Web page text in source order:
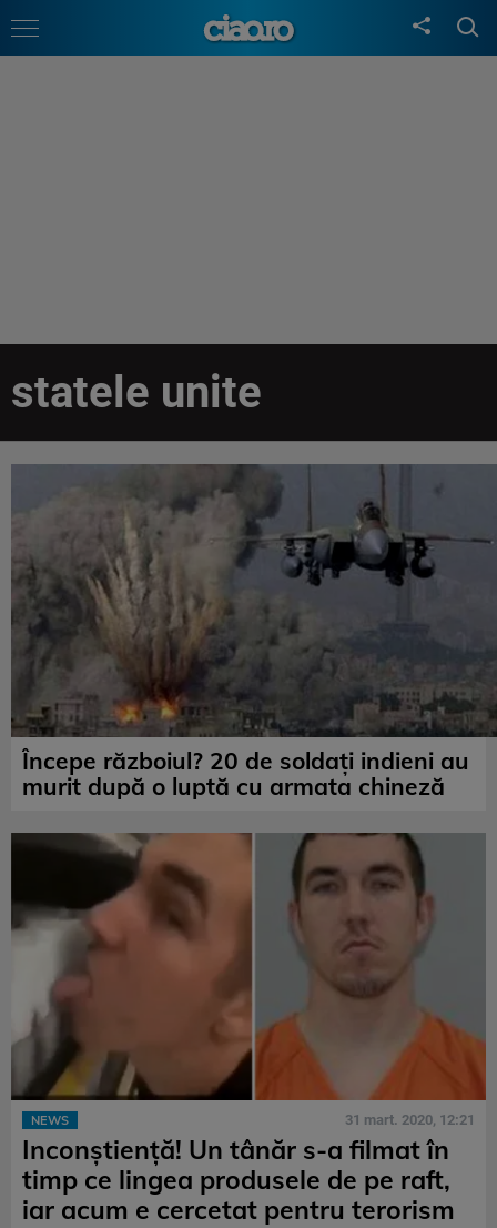
statele unite
Începe războiul? 20 de soldați indieni au
murit după o luptă cu armata chineză
NEWS 31 mart. 2020, 12:21
Inconștiență! Un tânăr s-a filmat în
timp ce lingea produsele de pe raft,
iar acum e cercetat pentru terorism